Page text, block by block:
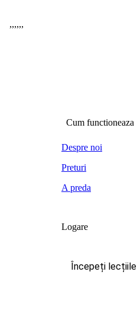
,,,,,,
Cum functioneaza
Despre noi
Preturi
A preda
Logare
Începeți lecțiile